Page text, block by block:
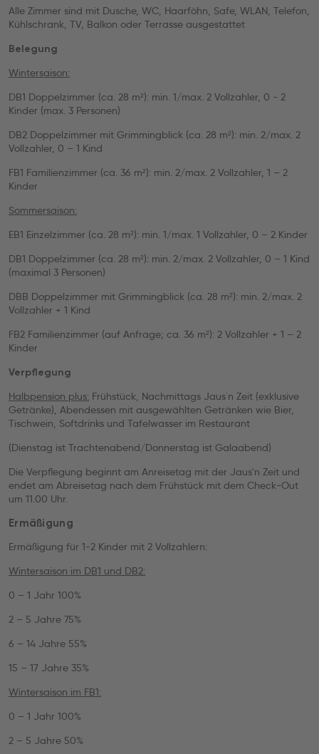
Alle Zimmer sind mit Dusche, WC, Haarföhn, Safe, WLAN, Telefon,
Kühlschrank, TV, Balkon oder Terrasse ausgestattet
Belegung
Wintersaison:
DB1 Doppelzimmer (ca. 28 m²): min. 1/max. 2 Vollzahler, 0 - 2
Kinder (max. 3 Personen)
DB2 Doppelzimmer mit Grimmingblick (ca. 28 m²): min. 2/max. 2
Vollzahler, 0 – 1 Kind
FB1 Familienzimmer (ca. 36 m²): min. 2/max. 2 Vollzahler, 1 – 2
Kinder
Sommersaison:
EB1 Einzelzimmer (ca. 28 m²): min. 1/max. 1 Vollzahler, 0 – 2 Kinder
DB1 Doppelzimmer (ca. 28 m²): min. 2/max. 2 Vollzahler, 0 – 1 Kind
(maximal 3 Personen)
DBB Doppelzimmer mit Grimmingblick (ca. 28 m²): min. 2/max. 2
Vollzahler + 1 Kind
FB2 Familienzimmer (auf Anfrage; ca. 36 m²): 2 Vollzahler + 1 – 2
Kinder
Verpflegung
Halbpension plus: Frühstück, Nachmittags Jaus`n Zeit (exklusive
Getränke), Abendessen mit ausgewählten Getränken wie Bier,
Tischwein, Softdrinks und Tafelwasser im Restaurant
(Dienstag ist Trachtenabend/Donnerstag ist Galaabend)
Die Verpflegung beginnt am Anreisetag mit der Jaus'n Zeit und
endet am Abreisetag nach dem Frühstück mit dem Check-Out
um 11.00 Uhr.
Ermäßigung
Ermäßigung für 1-2 Kinder mit 2 Vollzahlern:
Wintersaison im DB1 und DB2:
0 – 1 Jahr 100%
2 – 5 Jahre 75%
6 – 14 Jahre 55%
15 – 17 Jahre 35%
Wintersaison im FB1:
0 – 1 Jahr 100%
2 – 5 Jahre 50%